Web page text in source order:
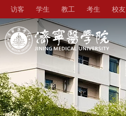
访客 学生 教工 考生 校友